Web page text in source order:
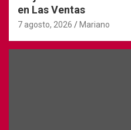
en Las Ventas
7 agosto, 2026 Mariano